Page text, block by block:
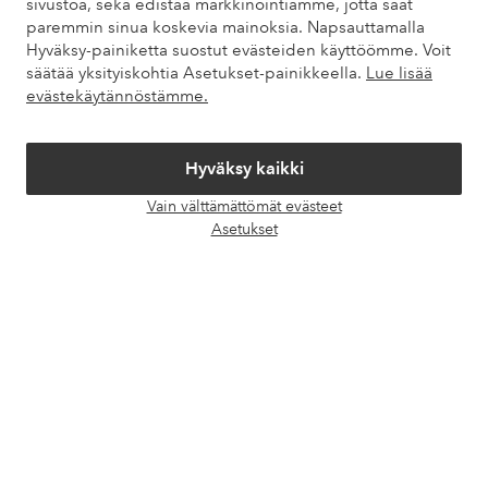
sivustoa, sekä edistää markkinointiamme, jotta saat
paremmin sinua koskevia mainoksia. Napsauttamalla
Hyväksy-painiketta suostut evästeiden käyttöömme. Voit
säätää yksityiskohtia Asetukset-painikkeella. Lue lisää
evästekäytännöstämme.
Hyväksy kaikki
Vain välttämättömät evästeet
Asetukset
Omat sivut
Tietoa Elloksesta